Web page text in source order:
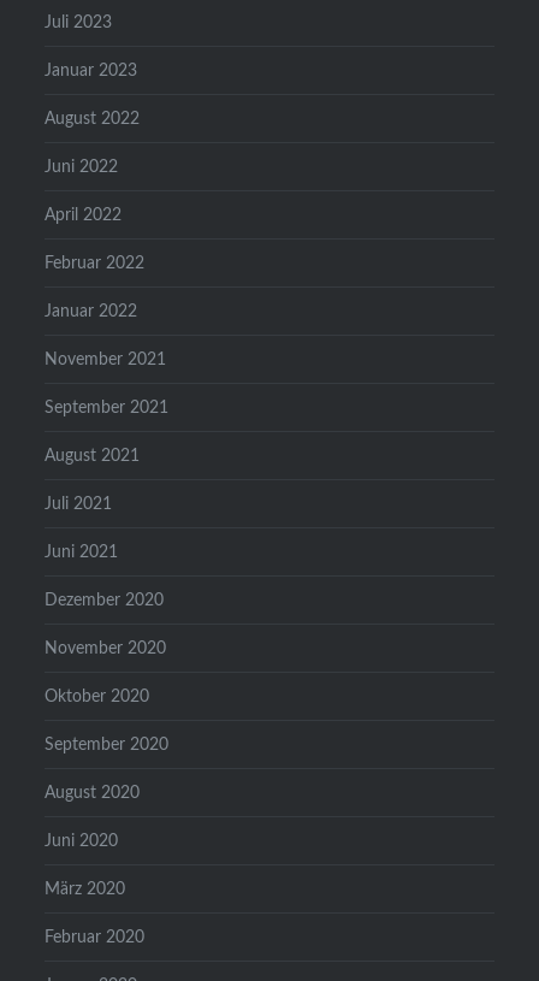
Juli 2023
Januar 2023
August 2022
Juni 2022
April 2022
Februar 2022
Januar 2022
November 2021
September 2021
August 2021
Juli 2021
Juni 2021
Dezember 2020
November 2020
Oktober 2020
September 2020
August 2020
Juni 2020
März 2020
Februar 2020